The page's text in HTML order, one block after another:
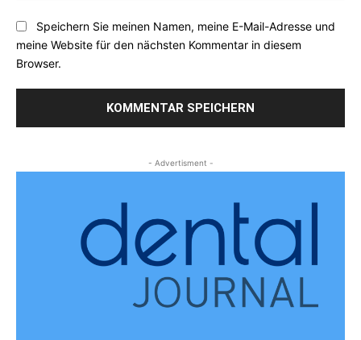
Speichern Sie meinen Namen, meine E-Mail-Adresse und
meine Website für den nächsten Kommentar in diesem
Browser.
- Advertisment -